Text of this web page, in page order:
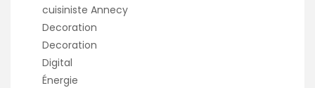
cuisiniste Annecy
Decoration
Decoration
Digital
Énergie